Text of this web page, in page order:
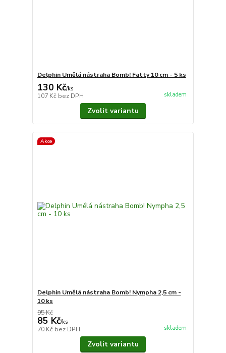
Delphin Umělá nástraha Bomb! Fatty 10 cm - 5 ks
130 Kč/ks
107 Kč bez DPH skladem
Zvolit variantu
Akce
Delphin Umělá nástraha Bomb! Nympha 2,5 cm -
10 ks
95 Kč
85 Kč/ks
70 Kč bez DPH skladem
Zvolit variantu